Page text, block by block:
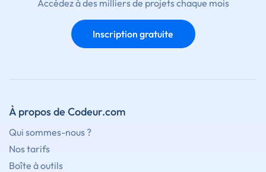
Accédez à des milliers de projets chaque mois
Inscription gratuite
À propos de Codeur.com
Qui sommes-nous ?
Nos tarifs
Boîte à outils